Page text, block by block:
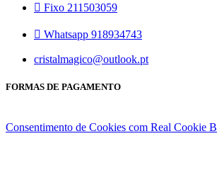
Fixo 211503059
Whatsapp 918934743
cristalmagico@outlook.pt
FORMAS DE PAGAMENTO
Consentimento de Cookies com Real Cookie